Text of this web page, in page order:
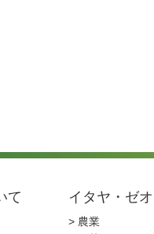
て イタヤ・ゼ
> 農業